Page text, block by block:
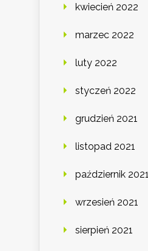
kwiecień 2022
marzec 2022
luty 2022
styczeń 2022
grudzień 2021
listopad 2021
październik 2021
wrzesień 2021
sierpień 2021